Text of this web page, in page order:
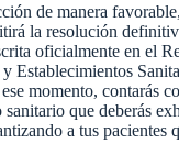
de manera
la resolución
oficialmente en el
Establecimientos
momento, contarás
sanitario que deberás
a tus pacientes